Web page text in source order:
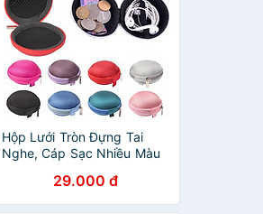
Hộp Lưới Tròn Đựng Tai
Nghe, Cáp Sạc Nhiều Màu
29.000 đ